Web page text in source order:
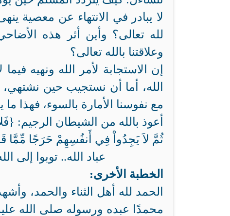
لا يبادر في الانتهاء عن معصية
لله تعالى؟ وأين أثر هذه
وعلاقتنا بالله تعالى؟
إن الاستجابة لأمر الله ونهيه
الله، أما أن نستجيب حين
مع نفوسنا الأمارة بالسوء، فهذا
أعوذ بالله من الشيطان الرجيم:
ثُمَّ لاَ يَجِدُواْ فِي أَنفُسِهِمْ حَرَجًا مِّمَّا
عباد الله.. توبوا إلى
الخطبة الأخرى:
الحمد لله أهل الثناء والحمد،
محمدًا عبده ورسوله صلى الله